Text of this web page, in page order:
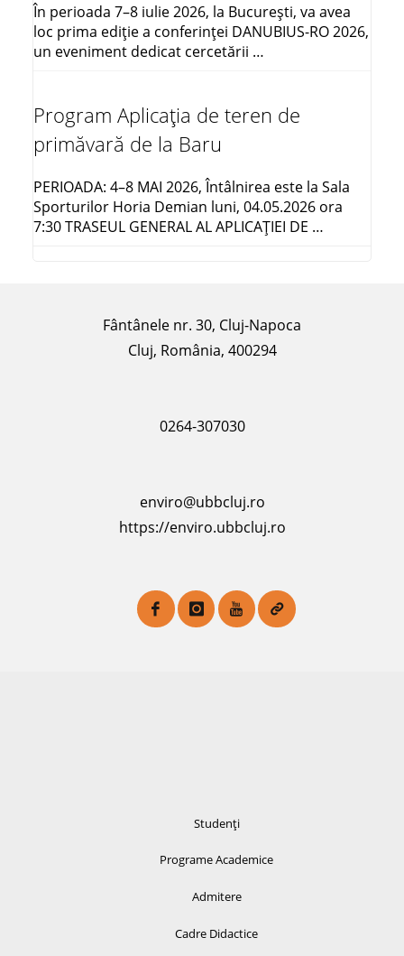
În perioada 7–8 iulie 2026, la București, va avea
loc prima ediție a conferinței DANUBIUS-RO 2026,
un eveniment dedicat cercetării …
Program Aplicația de teren de
primăvară de la Baru
PERIOADA: 4–8 MAI 2026, Întâlnirea este la Sala
Sporturilor Horia Demian luni, 04.05.2026 ora
7:30 TRASEUL GENERAL AL APLICAŢIEI DE …
Fântânele nr. 30, Cluj-Napoca
Cluj, România, 400294
0264-307030
enviro@ubbcluj.ro
https://enviro.ubbcluj.ro
Studenți
Programe Academice
Admitere
Cadre Didactice